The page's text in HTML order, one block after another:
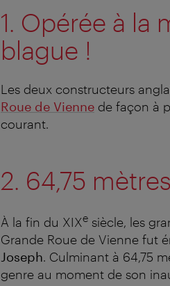
1. Opérée à la
blague !
Les deux constructeurs
Roue de Vienne de façon à
courant.
2. 64,75
À la fin du XIXe siècle, les
Grande Roue de Vienne fut
Joseph. Culminant à 64,75
genre au moment de son